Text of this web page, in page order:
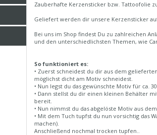
Zauberhafte Kerzensticker bzw. Tattoofolie
Geliefert werden dir unsere Kerzensticker
Bei uns im Shop findest Du zu zahlreichen
und den unterschiedlichsten Themen, wie
So funktioniert es:
• Zuerst schneidest du dir aus dem
möglichst dicht am Motiv schneidest.
• Nun legst du das gewünschte Motiv für ca.
• Dann stellst du dir einen kleinen Behälter
bereit.
• Nun nimmst du das abgelöste Motiv aus
• Mit dem Tuch tupfst du nun vorsichtig das
machen).
Anschließend nochmal trocken tupfen..